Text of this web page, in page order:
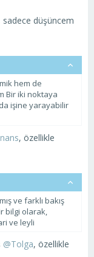
sadece düşüncem
hem de
Bir iki noktaya
işine yarayabilir
, özellikle
ve farklı bakış
bilgi olarak,
ve leyli
@Tolga, özellikle